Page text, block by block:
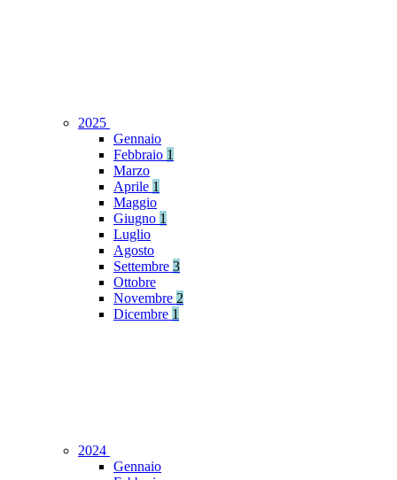
2025
Gennaio
Febbraio 1
Marzo
Aprile 1
Maggio
Giugno 1
Luglio
Agosto
Settembre 3
Ottobre
Novembre 2
Dicembre 1
2024
Gennaio